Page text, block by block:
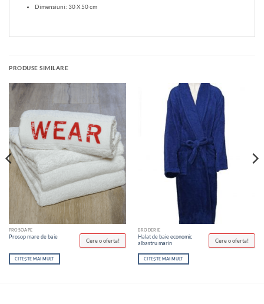
Dimensiuni: 30 X 50 cm
PRODUSE SIMILARE
PROSOAPE
Prosop mare de baie
Cere o oferta!
CITEȘTE MAI MULT
BRODERIE
Halat de baie economic
albastru marin
Cere o oferta!
CITEȘTE MAI MULT